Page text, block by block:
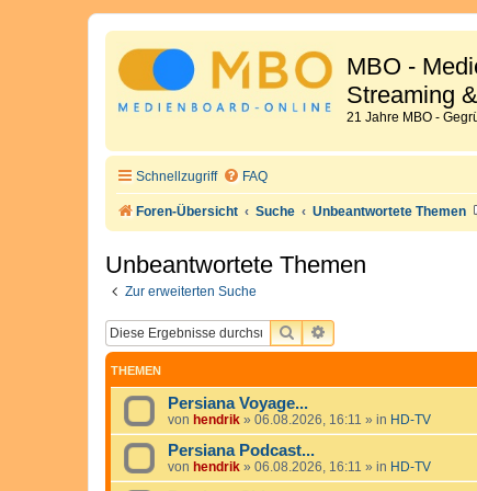
MBO -
Streaming
21 Jahre MBO -
Schnellzugriff FAQ
Foren-Übersicht Suche Unbeantwortete Themen
Unbeantwortete Themen
Zur erweiterten Suche
SUCHEERWEITERTE SUCHE
THEMEN
Persiana Voyage...
von hendrik » 06.08.2026, 16:11 » in HD-TV
Persiana Podcast...
von hendrik » 06.08.2026, 16:11 » in HD-TV